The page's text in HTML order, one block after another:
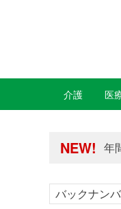
介護 医
NEW! 高
バックナン